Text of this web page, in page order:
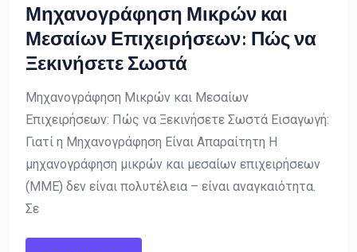
Μηχανογράφηση Μικρών και
Μεσαίων Επιχειρήσεων: Πώς να
Ξεκινήσετε Σωστά
Μηχανογράφηση Μικρών και Μεσαίων
Επιχειρήσεων: Πώς να Ξεκινήσετε Σωστά Εισαγωγή:
Γιατί η Μηχανογράφηση Είναι Απαραίτητη Η
μηχανογράφηση μικρών και μεσαίων επιχειρήσεων
(ΜΜΕ) δεν είναι πολυτέλεια – είναι αναγκαιότητα.
Σε